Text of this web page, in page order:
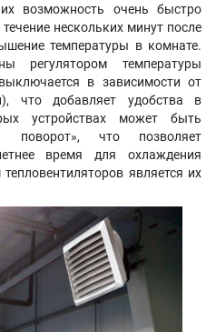
возможность очень быстро
нескольких минут после
температуры в комнате.
регулятором температуры
в зависимости от
что добавляет удобства в
устройствах может быть
поворот», что позволяет
время для охлаждения
является их